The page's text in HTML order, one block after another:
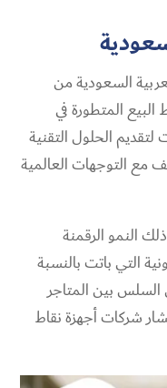
السعودية من
البيع المتطورة في
الحلول التقنية
مع التوجهات العالمية
النمو الرقمنة
التي باتت بالنسبة
السلس بين المتاجر
شركات أجهزة نقاط